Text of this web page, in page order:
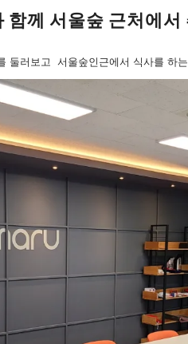
께 서울숲 근처에서
둘러보고 서울숲인근에서 식사를 하